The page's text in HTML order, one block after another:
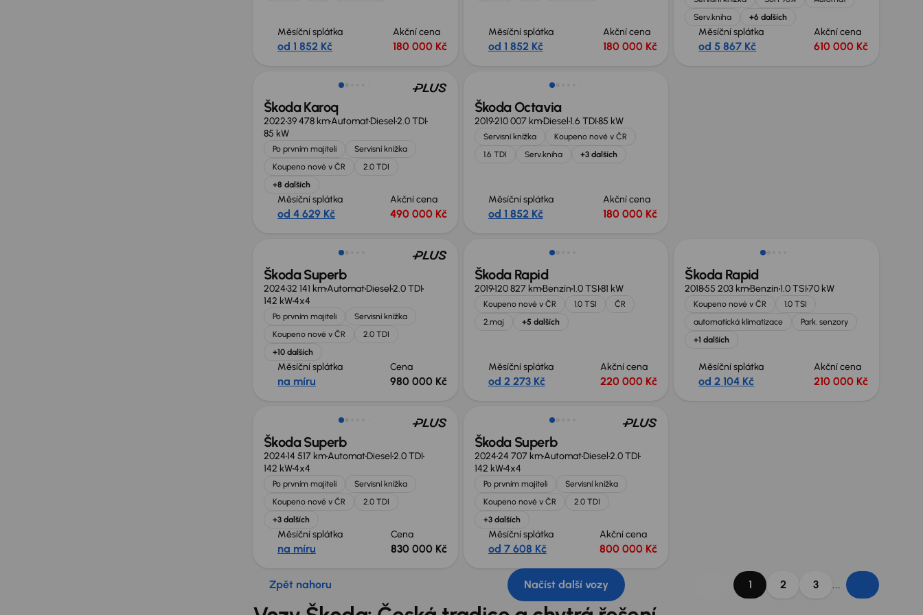
Měsíční splátka
od 1 852 Kč
Akční cena
180 000 Kč
Měsíční splátka
od 1 852 Kč
Akční cena
180 000 Kč
Serv.kniha
+6 dalších
Měsíční splátka
od 5 867 Kč
Akční cena
610 000 Kč
Zlevněno o 50 000 Kč
Škoda Karoq
202239 478 kmAutomatDiesel2.0 TDI
85 kW
Po prvním majiteli
Servisní knížka
Koupeno nové v ČR
2.0 TDI
+8 dalších
Měsíční splátka
od 4 629 Kč
Akční cena
490 000 Kč
Škoda Octavia
2019210 007 kmDiesel1.6 TDI85 kW
Servisní knížka
Koupeno nové v ČR
1.6 TDI
Serv.kniha +3 dalších
Měsíční splátka
od 1 852 Kč
Akční cena
180 000 Kč
Zlevněno o 100 000 Kč
Škoda Superb
202432 141 kmAutomatDiesel2.0 TDI
142 kW4x4
Po prvním majiteli
Servisní knížka
Koupeno nové v ČR
2.0 TDI
+10 dalších
Měsíční splátka
na míru
Cena
980 000 Kč
Škoda Rapid
2019120 827 kmBenzín1.0 TSI81 kW
Koupeno nové v ČR 1.0 TSI
ČR
2.maj
+5 dalších
Měsíční splátka
od 2 273 Kč
Akční cena
220 000 Kč
Škoda Rapid
201855 203 kmBenzín1.0 TSI70 kW
Koupeno nové v ČR
1.0 TSI
automatická klimatizace
Park. senzory
+1 dalších
Měsíční splátka
od 2 104 Kč
Akční cena
210 000 Kč
Zlevněno o 100 000 Kč
Škoda Superb
202414 517 kmAutomatDiesel2.0 TDI
142 kW4x4
Po prvním majiteli
Servisní knížka
Koupeno nové v ČR
2.0 TDI
+3 dalších
Měsíční splátka
na míru
Cena
830 000 Kč
Zlevněno o 100 000 Kč
Škoda Superb
202424 707 kmAutomatDiesel2.0 TDI
142 kW4x4
Po prvním majiteli
Servisní knížka
Koupeno nové v ČR
2.0 TDI
+3 dalších
Měsíční splátka
od 7 608 Kč
Akční cena
800 000 Kč
Zpět nahoru Načíst další vozy 1 2 3 ...